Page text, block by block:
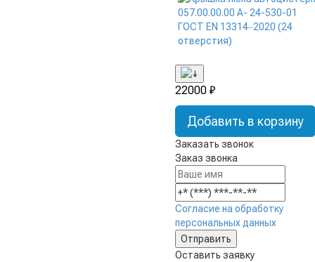
22000 ₽
Добавить в корзину
Заказать звонок
Заказ звонка
Согласие на обработку
персональных данных
Оставить заявку